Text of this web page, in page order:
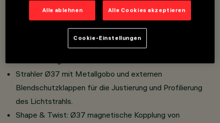
versenkten Treiber.
Werkzeugloser Anschluss des Adapters an Schiene.
Strahler Ø19 mit Metallgobo und System zur manuellen
Strahler Ø37 mit Metallgobo und externen
Blendschutzklappen für die Justierung und Profilierung
des Lichtstrahls.
Shape & Twist: Ø37 magnetische Kopplung von
Alle ablehnen Alle Cookies akzeptieren
Cookie-Einstellungen